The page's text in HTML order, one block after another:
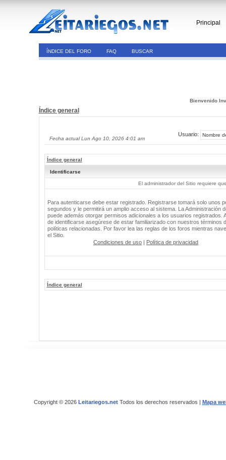
Principal
ÍNDICE DEL FORO FAQ BUSCAR
Bienvenido
Índice general
Fecha actual Lun Ago 10, 2026 4:01 am
Usuario:
Índice general
Identificarse
El administrador del Sitio requiere
Para autenticarse debe estar registrado. Registrarse tomará solo unos
segundos y le permitirá un amplio acceso al sistema. La Administración
puede además otorgar permisos adicionales a los usuarios registrados.
de identificarse asegúrese de estar familiarizado con nuestros términos
políticas relacionadas. Por favor lea las reglas de los foros mientras
el Sitio.
Condiciones de uso | Política de privacidad
Índice general
Copyright © 2026 Leitariegos.netTodos los derechos reservados | Mapa